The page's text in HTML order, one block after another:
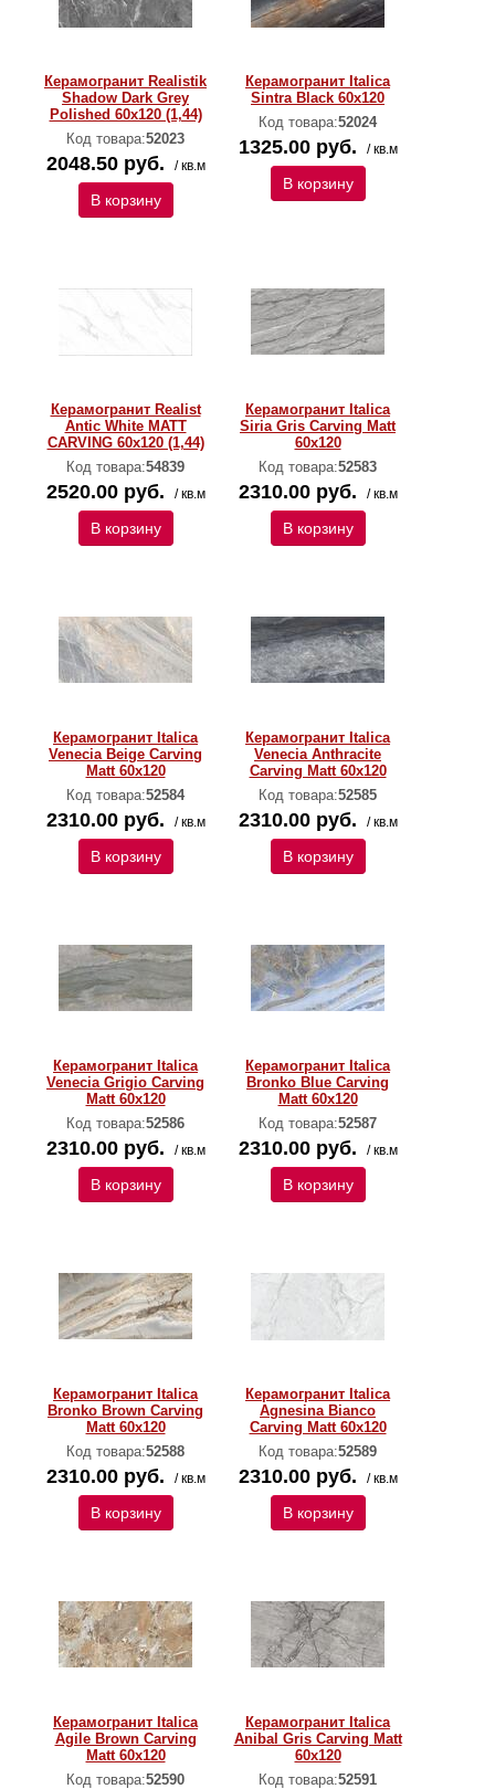
Керамогранит Realistik
Shadow Dark Grey
Polished 60x120 (1,44)
Код товара:52023
2048.50 руб. / кв.м
В корзину
Керамогранит Italica
Sintra Black 60x120
Код товара:52024
1325.00 руб. / кв.м
В корзину
Керамогранит Realist
Antic White MATT
CARVING 60x120 (1,44)
Код товара:54839
2520.00 руб. / кв.м
В корзину
Керамогранит Italica
Siria Gris Carving Matt
60x120
Код товара:52583
2310.00 руб. / кв.м
В корзину
Керамогранит Italica
Venecia Beige Carving
Matt 60x120
Код товара:52584
2310.00 руб. / кв.м
В корзину
Керамогранит Italica
Venecia Anthracite
Carving Matt 60x120
Код товара:52585
2310.00 руб. / кв.м
В корзину
Керамогранит Italica
Venecia Grigio Carving
Matt 60x120
Код товара:52586
2310.00 руб. / кв.м
В корзину
Керамогранит Italica
Bronko Blue Carving
Matt 60x120
Код товара:52587
2310.00 руб. / кв.м
В корзину
Керамогранит Italica
Bronko Brown Carving
Matt 60x120
Код товара:52588
2310.00 руб. / кв.м
В корзину
Керамогранит Italica
Agnesina Bianco
Carving Matt 60x120
Код товара:52589
2310.00 руб. / кв.м
В корзину
Керамогранит Italica
Agile Brown Carving
Matt 60x120
Код товара:52590
Керамогранит Italica
Anibal Gris Carving Matt
60x120
Код товара:52591